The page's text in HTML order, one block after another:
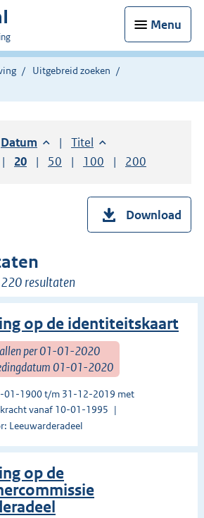
Menu
Uitgebreid zoeken
Sorteer op:
Datum aflopendSorteer op:
Titel oplopend
resultaten per pagina
Toon
20 resultaten per pagina
Toon
50 resultaten per pagina
Toon
100 resultaten per
Toon
200
Download
resultaten
op de identiteitskaart
per 01-01-2020
01-01-2020
01-1900 t/m 31-12-2019 met
vanaf 10-01-1995
Leeuwarderadeel
op de